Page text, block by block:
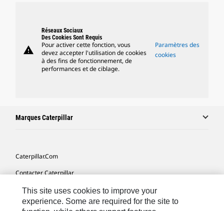
warning
Réseaux Sociaux
Des Cookies Sont Requis
Pour activer cette fonction, vous
devez accepter l'utilisation de cookies
à des fins de fonctionnement, de
performances et de ciblage.
Paramètres des
cookies
Marques Caterpillar
Caterpillar.com
Contacter Caterpillar
Mes Préférences Marketing
Plan Du Site
This site uses cookies to improve your
experience. Some are required for the site to